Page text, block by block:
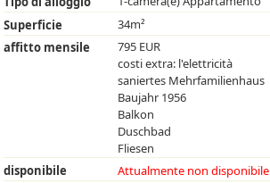
Superficie
34m²
affitto mensile
795 EUR
costi extra: l'elettricità
saniertes Mehrfamilienhaus
Baujahr 1956
Balkon
Duschbad
Fliesen
disponibile
Attualmente non disponibile